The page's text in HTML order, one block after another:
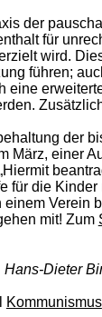
der
für
wird.
führen;
der
März, einer
für die Kinder
mit! Zum
Hans-Dieter
Kommunismus